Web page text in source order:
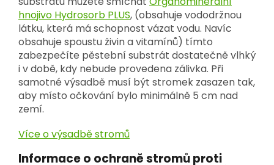
hnojivo Hydrosorb PLUS, (obsahuje vododržnou
látku, která má schopnost vázat vodu. Navíc
obsahuje spoustu živin a vitamínů) tímto
zabezpečíte pěstební substrát dostatečně vlhký
i v době, kdy nebude provedena zálivka. Při
samotné výsadbě musí být stromek zasazen tak,
aby místo očkování bylo minimálně 5 cm nad
zemí.
Více o výsadbě stromů
Informace o ochraně stromů proti